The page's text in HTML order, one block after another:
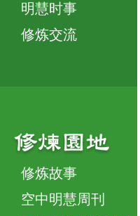
明慧时事
修炼交流
修炼故事
空中明慧周刊